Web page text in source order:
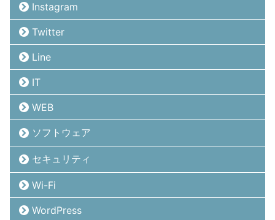
Instagram
Twitter
Line
IT
WEB
ソフトウェア
セキュリティ
Wi-Fi
WordPress